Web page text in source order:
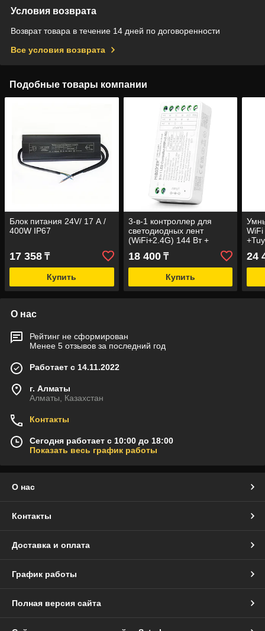
Условия возврата
Возврат товара в течение 14 дней по договоренности
Все условия возврата
Подобные товары компании
Блок питания 24V/ 17 А /
400W IP67
17 358 ₸
Купить
3-в-1 контроллер для
светодиодных лент
(WiFi+2.4G) 144 Вт +
18 400₸
Купить
24
О нас
Рейтинг не сформирован
Менее 5 отзывов за последний год
Работает с 14.11.2022
г. Алматы
Алматы, Казахстан
Контакты
Сегодня работает с 10:00 до 18:00
Показать весь график работы
О нас
Контакты
Доставка и оплата
График работы
Полная версия сайта